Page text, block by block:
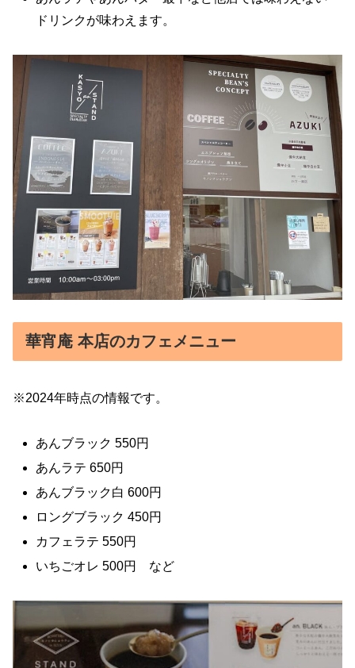
ドリンクが味わえます。
華宵庵 本店のカフェメニュー
※2024年時点の情報です。
あんブラック 550円
あんラテ 650円
あんブラック白 600円
ロングブラック 450円
カフェラテ 550円
いちごオレ 500円 など